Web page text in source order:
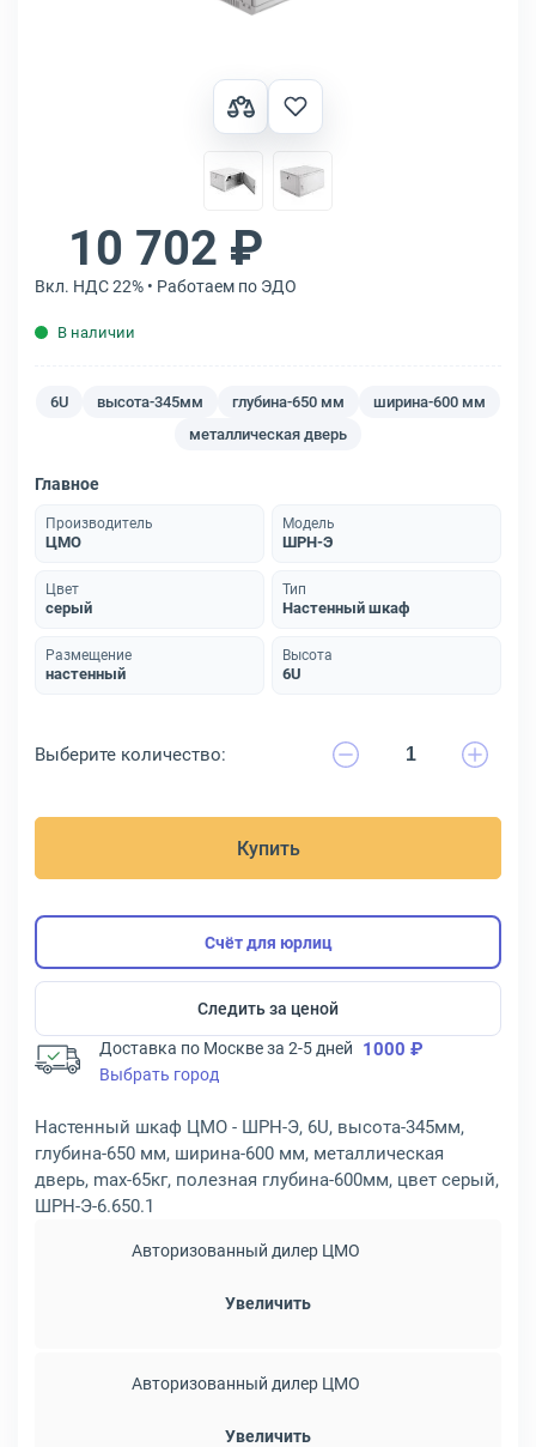
10 702 ₽
Вкл. НДС 22% • Работаем по ЭДО
В наличии
6U высота-345мм глубина-650 мм
ширина-600 мм
металлическая дверь
Главное
Производитель
ЦМО
Модель
ШРН-Э
Цвет
серый
Тип
Настенный шкаф
Размещение
настенный
Высота
6U
Выберите количество:
Купить
Счёт для юрлиц
Следить за ценой
Доставка по Москве за 2-5 дней 1000 ₽
Выбрать город
Настенный шкаф ЦМО - ШРН-Э, 6U, высота-345мм,
глубина-650 мм, ширина-600 мм, металлическая
дверь, max-65кг, полезная глубина-600мм, цвет серый,
ШРН-Э-6.650.1
Авторизованный дилер ЦМО
Увеличить
Авторизованный дилер ЦМО
Увеличить